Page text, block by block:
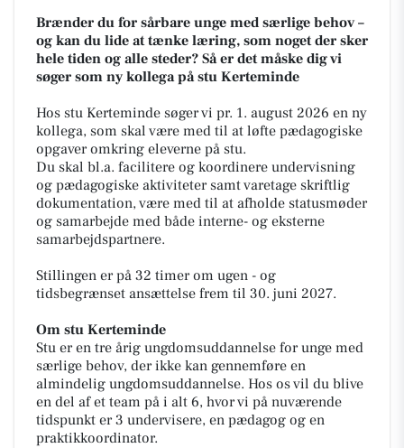
Brænder du for sårbare unge med særlige behov –
og kan du lide at tænke læring, som noget der sker
hele tiden og alle steder? Så er det måske dig vi
søger som ny kollega på stu Kerteminde
Hos stu Kerteminde søger vi pr. 1. august 2026 en ny
kollega, som skal være med til at løfte pædagogiske
opgaver omkring eleverne på stu.
Du skal bl.a. facilitere og koordinere undervisning
og pædagogiske aktiviteter samt varetage skriftlig
dokumentation, være med til at afholde statusmøder
og samarbejde med både interne- og eksterne
samarbejdspartnere.
Stillingen er på 32 timer om ugen - og
tidsbegrænset ansættelse frem til 30. juni 2027.
Om stu Kerteminde
Stu er en tre årig ungdomsuddannelse for unge med
særlige behov, der ikke kan gennemføre en
almindelig ungdomsuddannelse. Hos os vil du blive
en del af et team på i alt 6, hvor vi på nuværende
tidspunkt er 3 undervisere, en pædagog og en
praktikkoordinator.